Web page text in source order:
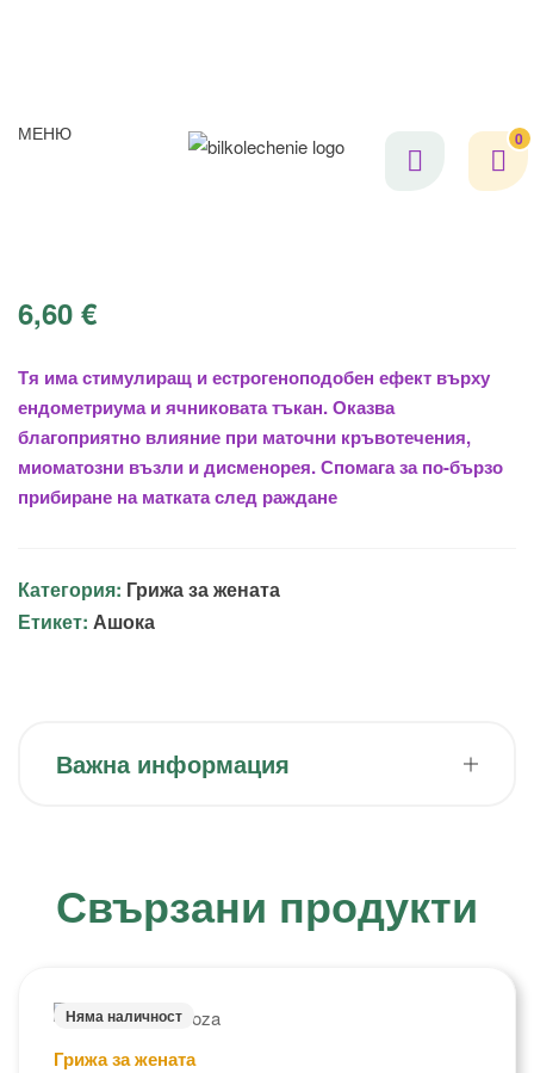
МЕНЮ 0
6,60 €
Тя има стимулиращ и естрогеноподобен ефект върху
ендометриума и ячниковата тъкан. Оказва
благоприятно влияние при маточни кръвотечения,
миоматозни възли и дисменорея. Спомага за по-бързо
прибиране на матката след раждане
Категория: Грижа за жената
Етикет: Ашока
Важна информация
Свързани продукти
Няма наличност
Грижа за жената